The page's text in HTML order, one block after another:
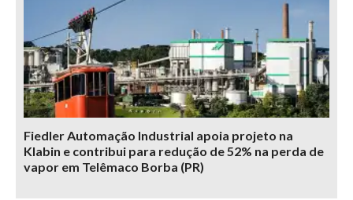
Fiedler Automação Industrial apoia projeto na
Klabin e contribui para redução de 52% na perda de
vapor em Telêmaco Borba (PR)